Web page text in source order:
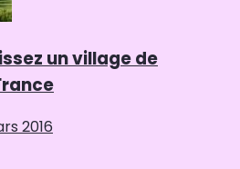
un village de
2016